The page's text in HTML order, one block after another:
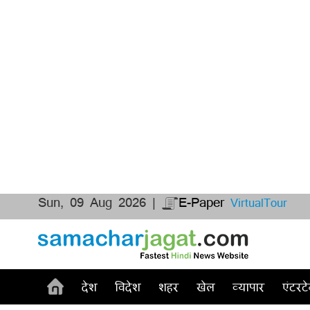
Sun, 09 Aug 2026 | E-Paper VirtualTour
देश विदेश शहर खेल व्यापार